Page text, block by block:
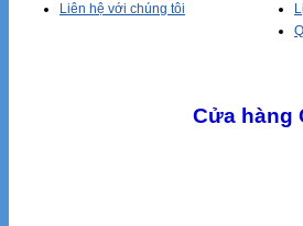
Liên hệ với chúng tôi
Cửa hàng